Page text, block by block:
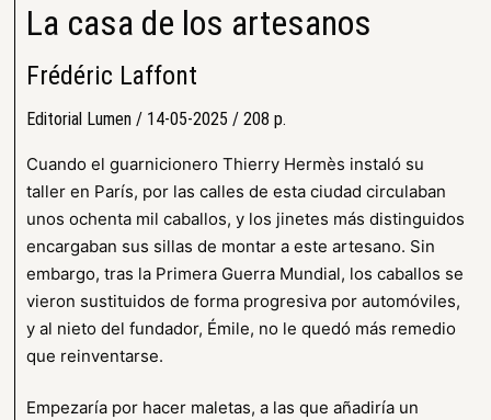
La casa de los artesanos
Frédéric Laffont
Editorial Lumen / 14-05-2025 / 208 p.
Cuando el guarnicionero Thierry Hermès instaló su
taller en París, por las calles de esta ciudad circulaban
unos ochenta mil caballos, y los jinetes más distinguidos
encargaban sus sillas de montar a este artesano. Sin
embargo, tras la Primera Guerra Mundial, los caballos se
vieron sustituidos de forma progresiva por automóviles,
y al nieto del fundador, Émile, no le quedó más remedio
que reinventarse.
Empezaría por hacer maletas, a las que añadiría un